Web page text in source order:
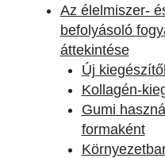
Az élelmiszer-
befolyásoló
áttekintése
Új
Kollagén-
Gumi
formaként